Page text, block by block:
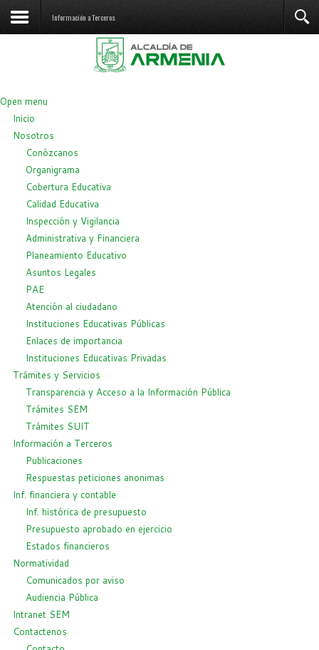
Información a Terceros
Open menu
Inicio
Nosotros
Conózcanos
Organigrama
Cobertura Educativa
Calidad Educativa
Inspección y Vigilancia
Administrativa y Financiera
Planeamiento Educativo
Asuntos Legales
PAE
Atención al ciudadano
Instituciones Educativas Públicas
Enlaces de importancia
Instituciones Educativas Privadas
Trámites y Servicios
Transparencia y Acceso a la Información Pública
Trámites SEM
Trámites SUIT
Información a Terceros
Publicaciones
Respuestas peticiones anonimas
Inf. financiera y contable
Inf. histórica de presupuesto
Presupuesto aprobado en ejercicio
Estados financieros
Normatividad
Comunicados por aviso
Audiencia Pública
Intranet SEM
Contactenos